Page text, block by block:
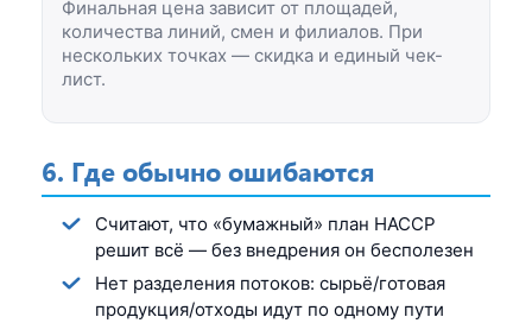
Финальная цена зависит от площадей,
количества линий, смен и филиалов. При
нескольких точках — скидка и единый чек-
лист.
6. Где обычно ошибаются
Считают, что «бумажный» план HACCP
решит всё — без внедрения он бесполезен
Нет разделения потоков: сырьё/готовая
продукция/отходы идут по одному пути